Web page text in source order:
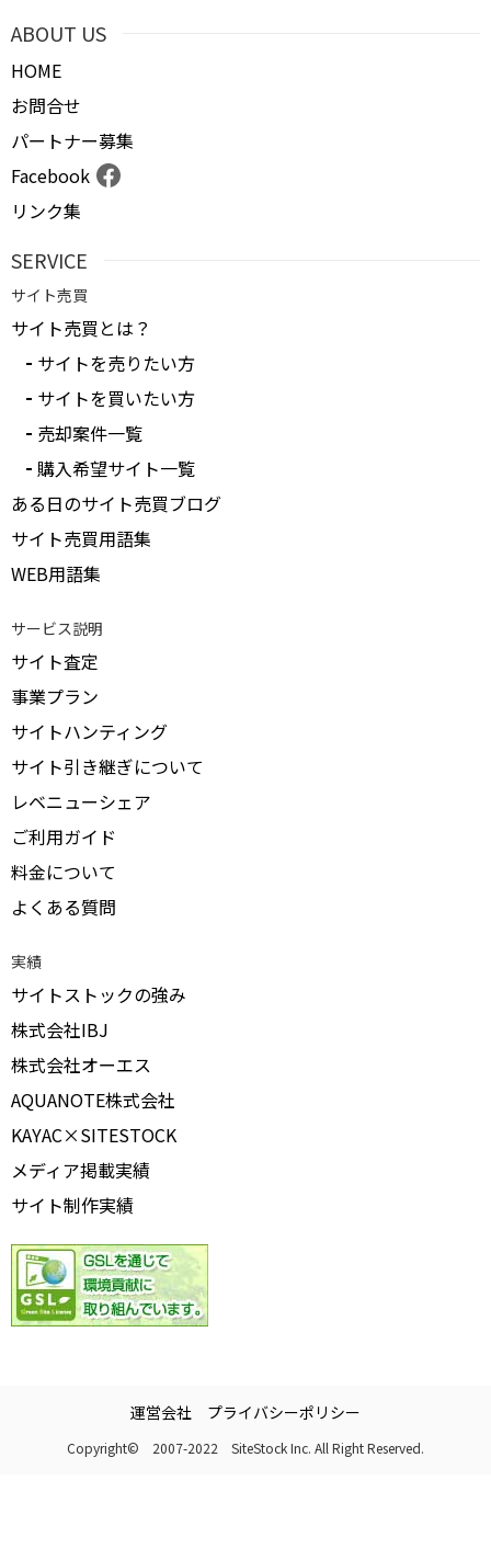
ABOUT US
HOME
お問合せ
パートナー募集
Facebook
リンク集
SERVICE
サイト売買
サイト売買とは？
サイトを売りたい方
サイトを買いたい方
売却案件一覧
購入希望サイト一覧
ある日のサイト売買ブログ
サイト売買用語集
WEB用語集
サービス説明
サイト査定
事業プラン
サイトハンティング
サイト引き継ぎについて
レベニューシェア
ご利用ガイド
料金について
よくある質問
実績
サイトストックの強み
株式会社IBJ
株式会社オーエス
AQUANOTE株式会社
KAYAC×SITESTOCK
メディア掲載実績
サイト制作実績
運営会社 プライバシーポリシー
Copyright© 2007-2022 SiteStock Inc. All Right Reserved.